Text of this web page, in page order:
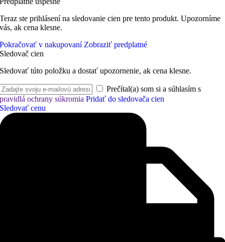
Teraz ste prihlásení na sledovanie cien pre tento produkt. Upozorníme
vás, ak cena klesne.
Pokračovať v nakupovaní Zobraziť predplatné
Sledovač cien
Sledovať túto položku a dostať upozornenie, ak cena klesne.
Prečítal(a) som si a súhlasím s
pravidlá ochrany súkromia Pridať do sledovača cien
Sledovať cenu